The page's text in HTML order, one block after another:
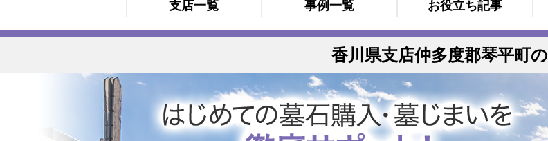
支店一覧 事例一覧 お役立ち記事
香川県支店仲多度郡琴平町